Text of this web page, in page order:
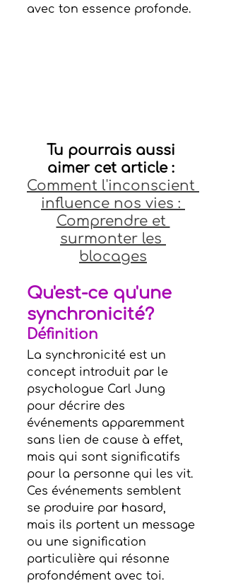
avec ton essence profonde.
Tu pourrais aussi
aimer cet article :
Comment l'inconscient
influence nos vies :
Comprendre et
surmonter les
blocages
Qu'est-ce qu'une
synchronicité?
Définition
La synchronicité est un
concept introduit par le
psychologue Carl Jung
pour décrire des
événements apparemment
sans lien de cause à effet,
mais qui sont significatifs
pour la personne qui les vit.
Ces événements semblent
se produire par hasard,
mais ils portent un message
ou une signification
particulière qui résonne
profondément avec toi.